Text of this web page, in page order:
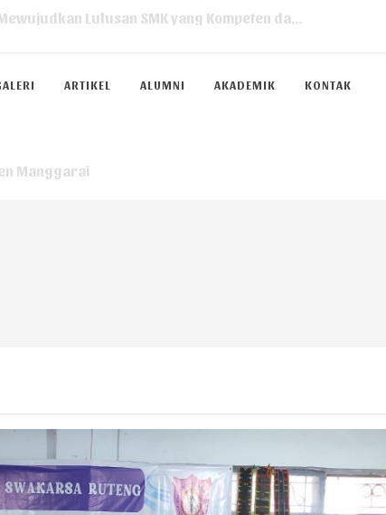
(SMK Swakarsa Ruteng)...
Lulusan SMK yang Kompeten da...
Manggarai
ARTIKEL ALUMNI AKADEMIK KONTAK